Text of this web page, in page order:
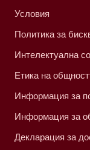
Условия
Политика за
Интелектуална
Етика на
Информация за
Информация за
Декларация за